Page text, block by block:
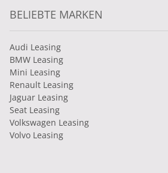
BELIEBTE MARKEN
Audi Leasing
BMW Leasing
Mini Leasing
Renault Leasing
Jaguar Leasing
Seat Leasing
Volkswagen Leasing
Volvo Leasing